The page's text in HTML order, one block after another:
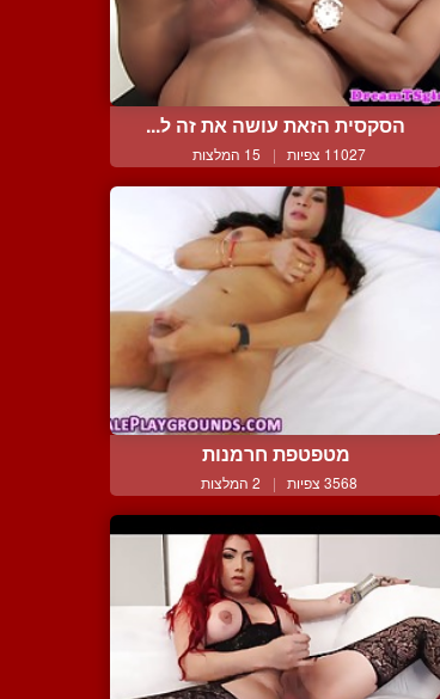
הסקסית הזאת עושה את זה ל...
11027 צפיות | 15 המלצות
מטפטפת חרמנות
3568 צפיות | 2 המלצות